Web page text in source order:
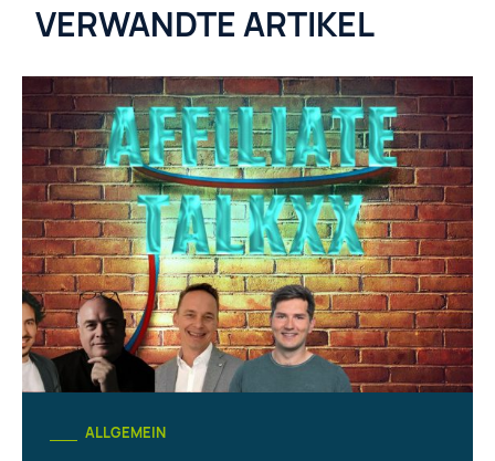
VERWANDTE ARTIKEL
ALLGEMEIN